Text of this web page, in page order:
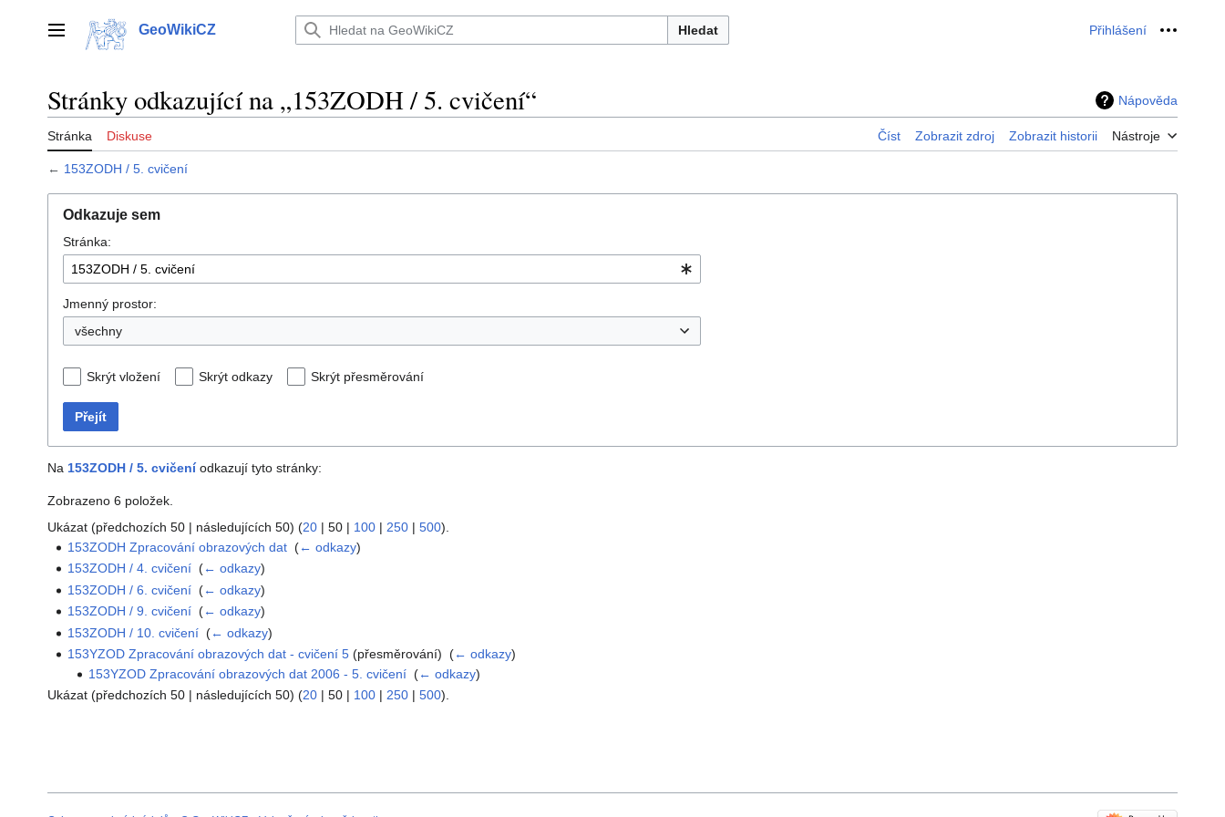
Hlavní menuGeoWikiCZ Hledat Přihlášení Osobní
Stránky odkazující na „153ZODH / 5. cvičení“ Nápověda
Stránka Diskuse Číst Zobrazit zdroj Zobrazit historii Nástroje
← 153ZODH / 5. cvičení
Odkazuje sem
Stránka:
Jmenný prostor:
všechny
Skrýt vložení Skrýt odkazy Skrýt přesměrování
Přejít
Na 153ZODH / 5. cvičeníodkazují tyto stránky:
Zobrazeno 6 položek.
Ukázat (předchozích 50 | následujících 50) (20 | 50 | 100 | 250 | 500).
153ZODH Zpracování obrazových dat ‎(← odkazy)
153ZODH / 4. cvičení ‎(← odkazy)
153ZODH / 6. cvičení ‎(← odkazy)
153ZODH / 9. cvičení ‎(← odkazy)
153ZODH / 10. cvičení ‎(← odkazy)
153YZOD Zpracování obrazových dat - cvičení 5 (přesměrování) ‎(← odkazy)
153YZOD Zpracování obrazových dat 2006 - 5. cvičení‎ (← odkazy)
Ukázat (předchozích 50 | následujících 50) (20 | 50 | 100 | 250 | 500).